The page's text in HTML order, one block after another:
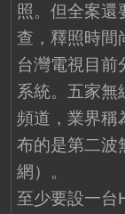
照。但全案還
查，釋照時間
台灣電視目前
系統。五家無
頻道，業界稱
布的是第二波
網）。
至少要設一台